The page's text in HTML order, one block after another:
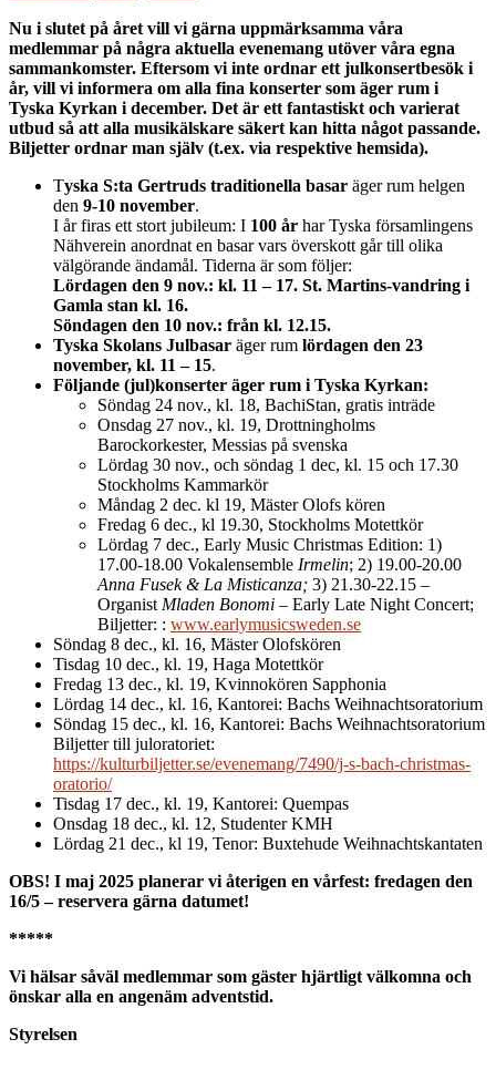
Nu i slutet på året vill vi gärna uppmärksamma våra
medlemmar på några aktuella evenemang utöver våra egna
sammankomster. Eftersom vi inte ordnar ett julkonsertbesök i
år, vill vi informera om alla fina konserter som äger rum i
Tyska Kyrkan i december. Det är ett fantastiskt och varierat
utbud så att alla musikälskare säkert kan hitta något passande.
Biljetter ordnar man själv (t.ex. via respektive hemsida).
Tyska S:ta Gertruds traditionella basar äger rum helgen
den 9-10 november.
I år firas ett stort jubileum: I 100 år har Tyska församlingens
Nähverein anordnat en basar vars överskott går till olika
välgörande ändamål. Tiderna är som följer:
Lördagen den 9 nov.: kl. 11 – 17. St. Martins-vandring i
Gamla stan kl. 16.
Söndagen den 10 nov.: från kl. 12.15.
Tyska Skolans Julbasar äger rum lördagen den 23
november, kl. 11 – 15.
Följande (jul)konserter äger rum i Tyska Kyrkan:
Söndag 24 nov., kl. 18, BachiStan, gratis inträde
Onsdag 27 nov., kl. 19, Drottningholms
Barockorkester, Messias på svenska
Lördag 30 nov., och söndag 1 dec, kl. 15 och 17.30
Stockholms Kammarkör
Måndag 2 dec. kl 19, Mäster Olofs kören
Fredag 6 dec., kl 19.30, Stockholms Motettkör
Lördag 7 dec., Early Music Christmas Edition: 1)
17.00-18.00 Vokalensemble Irmelin; 2) 19.00-20.00
Anna Fusek & La Misticanza; 3) 21.30-22.15 –
Organist Mladen Bonomi – Early Late Night Concert;
Biljetter: : www.earlymusicsweden.se
Söndag 8 dec., kl. 16, Mäster Olofskören
Tisdag 10 dec., kl. 19, Haga Motettkör
Fredag 13 dec., kl. 19, Kvinnokören Sapphonia
Lördag 14 dec., kl. 16, Kantorei: Bachs Weihnachtsoratorium
Söndag 15 dec., kl. 16, Kantorei: Bachs Weihnachtsoratorium
Biljetter till juloratoriet:
https://kulturbiljetter.se/evenemang/7490/j-s-bach-christmas-
oratorio/
Tisdag 17 dec., kl. 19, Kantorei: Quempas
Onsdag 18 dec., kl. 12, Studenter KMH
Lördag 21 dec., kl 19, Tenor: Buxtehude Weihnachtskantaten
OBS! I maj 2025 planerar vi återigen en vårfest: fredagen den
16/5 – reservera gärna datumet!
*****
Vi hälsar såväl medlemmar som gäster hjärtligt välkomna och
önskar alla en angenäm adventstid.
Styrelsen